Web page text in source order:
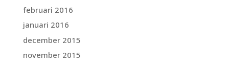
februari 2016
januari 2016
december 2015
november 2015